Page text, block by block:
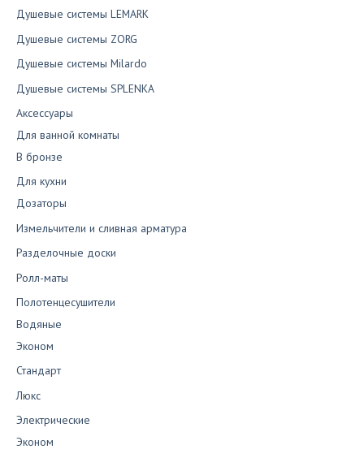
Душевые системы LEMARK
Душевые системы ZORG
Душевые системы Milardo
Душевые системы SPLENKA
Аксессуары
Для ванной комнаты
В бронзе
Для кухни
Дозаторы
Измельчители и сливная арматура
Разделочные доски
Ролл-маты
Полотенцесушители
Водяные
Эконом
Стандарт
Люкс
Электрические
Эконом